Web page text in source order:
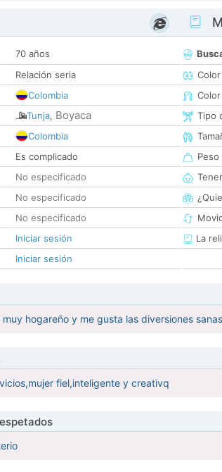
70 años
Relación seria
Colombia
Tunja, Boyaca
Colombia
Es complicado
No especificado
No especificado
No especificado
Iniciar sesión
Iniciar sesión
Tipo
Peso
La
hogareño y me gusta las diversiones sanas
fiel,inteligente y creativq